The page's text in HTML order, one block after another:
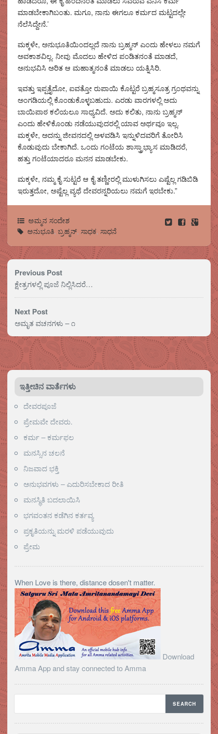
ಮಾಡಬೇಕಾಗಿಬಂತು. ಮಗೂ, ನಾನು ಈಗಲೂ ಕರ್ಮದ ಮಟ್ಟದಲ್ಲೇ
ನೆಲೆಸಿದ್ದೇನೆ.’
ಮಕ್ಕಳೇ, ಅನುಭೂತಿಯಿಂದಲ್ಲದೆ ನಾನು ಬ್ರಹ್ಮನ್ ಎಂದು ಹೇಳಲು ನಮಗೆ
ಅವಕಾಶವಿಲ್ಲ. ನೀವು ಮೊದಲು ಹೇಳಿದ ಪಂಡಿತನಂತೆ ಮಾಡದೆ,
ಅನುಭವಿಸಿ ಅರಿತ ಆ ಮಹಾತ್ಮನಂತೆ ಮಾಡಲು ಯತ್ನಿಸಿರಿ.
ಇವತ್ತು ಇಪ್ಪತ್ತೈದೋ, ಐವತ್ತೋ ರುಪಾಯಿ ಕೊಟ್ಟರೆ ಬ್ರಹ್ಮಸೂತ್ರ ಗ್ರಂಥವನ್ನು
ಅಂಗಡಿಯಲ್ಲಿ ಕೊಂಡುಕೊಳ್ಳಬಹುದು. ಎರಡು ವಾರಗಳಲ್ಲಿ ಅದು
ಬಾಯಿಪಾಠ ಕಲಿಯಲೂ ಸಾಧ್ಯವಿದೆ. ಅದು ಕಲಿತು, ನಾನು ಬ್ರಹ್ಮನ್
ಎಂದು ಹೇಳಿಕೊಂಡು ನಡೆಯುವುದರಲ್ಲಿ ಯಾವ ಅರ್ಥವೂ ಇಲ್ಲ.
ಮಕ್ಕಳೇ, ಅದನ್ನು ಜೀವನದಲ್ಲಿ ಅಳವಡಿಸಿ ಇನ್ನುಳಿದವರಿಗೆ ತೋರಿಸಿ
ಕೊಡುವುದು ಬೇಕಾಗಿದೆ. ಒಂದು ಗಂಟೆಯ ಶಾಸ್ತ್ರಾಭ್ಯಾಸ ಮಾಡಿದರೆ,
ಹತ್ತು ಗಂಟೆಯಾದರೂ ಮನನ ಮಾಡಬೇಕು.
ಮಕ್ಕಳೇ, ನಮ್ಮ ಕೈ ಸುಟ್ಟರೆ ಆ ಕೈ ತಣ್ಣೀರಲ್ಲಿ ಮುಳುಗಿಸಲು ಎಷ್ಟೆಲ್ಲ ಗಡಿಬಿಡಿ
ಇರುತ್ತದೋ, ಅಷ್ಟೆಲ್ಲ ವ್ಯಥೆ ದೇವರನ್ನರಿಯಲು ನಮಗೆ ಇರಬೇಕು.”
ಅಮ್ಮನ ಸಂದೇಶ
ಅನುಭೂತಿ, ಬ್ರಹ್ಮನ್, ಸಾಧಕ, ಸಾಧನೆ
Previous Post
ಕ್ಷೇತ್ರಗಳಲ್ಲಿ ಪೂಜೆ ನಿಲ್ಲಿಸಿದರೆ…
Next Post
ಅಮೃತ ವಚನಗಳು – ೧
ಇತ್ತೀಚಿನ ವಾರ್ತೆಗಳು
ದೇವರಪೂಜೆ
ಪ್ರೇಮವೇ ದೇವರು.
ಕರ್ಮ – ಕರ್ಮಫಲ
ಮನಸ್ಸಿನ ಚಲನೆ
ನಿಜವಾದ ಭಕ್ತಿ
ಅನುಭವಗಳು – ಎದುರಿಸಬೇಕಾದ ರೀತಿ
ಮನಸ್ಥಿತಿ ಬದಲಾಯಿಸಿ
ಭಗವಂತನ ಕಡೆಗಿನ ಕರ್ತವ್ಯ
ಪ್ರಕೃತಿಯನ್ನು ಮರಳಿ ಪಡೆಯುವುದು
ಪ್ರೇಮ
When Love is there, distance dosen't matter.
Download
Amma App and stay connected to Amma